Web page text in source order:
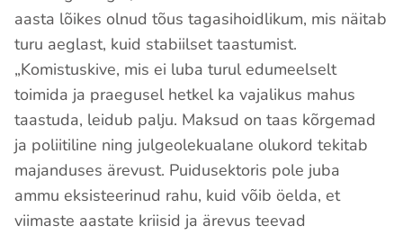
aasta lõikes olnud tõus tagasihoidlikum, mis näitab
turu aeglast, kuid stabiilset taastumist.
„Komistuskive, mis ei luba turul edumeelselt
toimida ja praegusel hetkel ka vajalikus mahus
taastuda, leidub palju. Maksud on taas kõrgemad
ja poliitiline ning julgeolekualane olukord tekitab
majanduses ärevust. Puidusektoris pole juba
ammu eksisteerinud rahu, kuid võib öelda, et
viimaste aastate kriisid ja ärevus teevad